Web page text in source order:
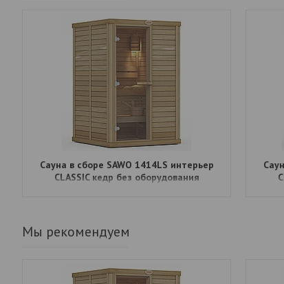
Сауна в сборе SAWO 1414LS интерьер
CLASSIC кедр без оборудования
Мы рекомендуем